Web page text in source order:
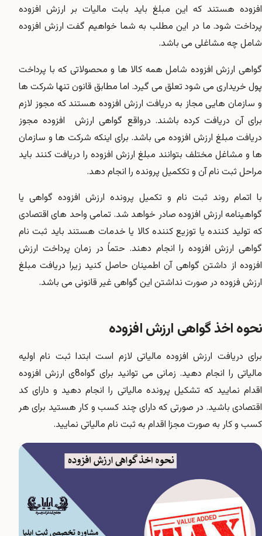
افزوده هستند که این مبلغ باید بابت مالیات بر ارزش افزوده
پرداخت شود. ما در این مطلب به شما خواهیم گفت ارزش افزوده
شامل چه مشاغلی می باشد.
گواهی ارزش افزوده شامل همه کالا ها و محصولاتی که با پرداخت
پول خریداری می شود تعلق می گیرد. اما مطابق قانون تنها شرکت ها
و سازمان هایی مجاز به دریافت ارزش افزوده هستند که مجوز لازم
برای آن دریافت کرده باشند. درواقع گواهی ارزش افزوده مجوز
دریافت مبلغ ارزش افزوده می باشد. برای اینکه شرکت ها و سازمان
ها و مشاغل مختلف بتوانند مبلغ ارزش افزوده را دریافت کنند باید
مراحل ثبت نام آن و تککمیل پرونده را انجام دهد.
با اتمام روند ثبت نام و تکمیل پرونده ارزش افزوده گواهی یا
گواهینامه ارزش افزوده صادر خواهد شد. تمامی واحد های اقتصادی
که تولید کننده یا توزیع کننده کالا یا خدمات هستند باید ثبت نام
گواهی ارزش افزوده را انجام دهند. حتماً در زمان پرداخت ارزش
افزوده از داشتن گواهی آن اطمینان حاصل کنید زیرا دریافت مبلغ
ارزش فزوده در صورت نداشتن این گواهی غیر قانونی می باشد.
نحوه اخذ گواهی ارزش افزوده
برای دریافت ارزش افزوده مالیاتی لازم است ابتدا ثبت نام اولیه
مالیاتی را انجام دهید. زمانی می توانید برای گواه8ی ارزش افزوده
اقدام نمایید که تشکیل پرونده مالیاتی را انجام دهید و دارای کد
اقتصادی باشید. در صورتی که دارای چند کسب و کار هستید برای هر
کسب و کار به صورت مجزا اقدام به ثبت نام مالیاتی نمایید.